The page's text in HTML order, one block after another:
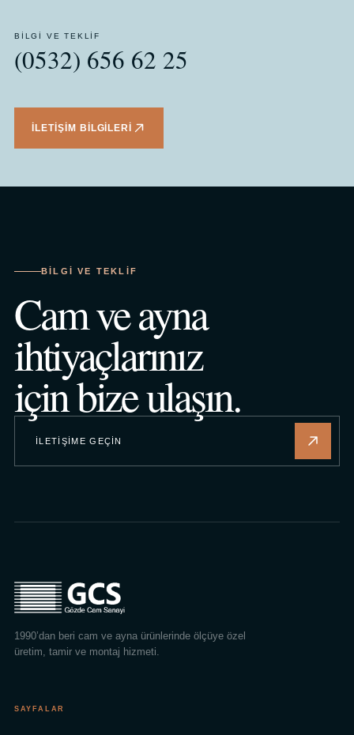
BILGI VE TEKLIF
(0532) 656 62 25
İLETIŞIM BILGILERI
BILGI VE TEKLIF
Cam ve ayna
ihtiyaçlarınız
için bize ulaşın.
İLETIŞIME GEÇIN
1990’dan beri cam ve ayna ürünlerinde ölçüye özel
üretim, tamir ve montaj hizmeti.
SAYFALAR